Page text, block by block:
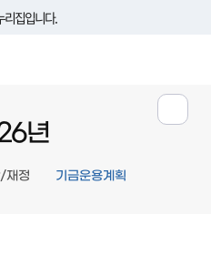
리집입니다.
년
재정 기금운용계획